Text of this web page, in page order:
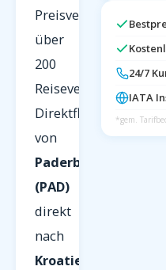
Preisvergleich
über
200
Reiseveranstalter.
Direktflug
von
Paderborn
(PAD)
direkt
nach
Kroatien
24/7
IATA
*gem.